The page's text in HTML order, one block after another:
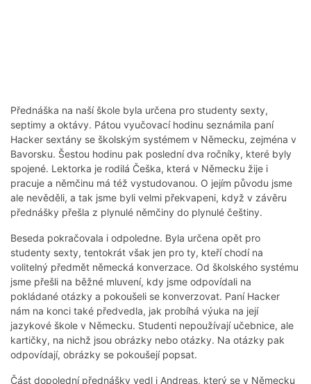
Přednáška na naší škole byla určena pro studenty sexty,
septimy a oktávy. Pátou vyučovací hodinu seznámila paní
Hacker sextány se školským systémem v Německu, zejména v
Bavorsku. Šestou hodinu pak poslední dva ročníky, které byly
spojené. Lektorka je rodilá Češka, která v Německu žije i
pracuje a němčinu má též vystudovanou. O jejím původu jsme
ale nevěděli, a tak jsme byli velmi překvapeni, když v závěru
přednášky přešla z plynulé němčiny do plynulé češtiny.
Beseda pokračovala i odpoledne. Byla určena opět pro
studenty sexty, tentokrát však jen pro ty, kteří chodí na
volitelný předmět německá konverzace. Od školského systému
jsme přešli na běžné mluvení, kdy jsme odpovídali na
pokládané otázky a pokoušeli se konverzovat. Paní Hacker
nám na konci také předvedla, jak probíhá výuka na její
jazykové škole v Německu. Studenti nepoužívají učebnice, ale
kartičky, na nichž jsou obrázky nebo otázky. Na otázky pak
odpovídají, obrázky se pokoušejí popsat.
Část dopolední přednášky vedl i Andreas, který se v Německu